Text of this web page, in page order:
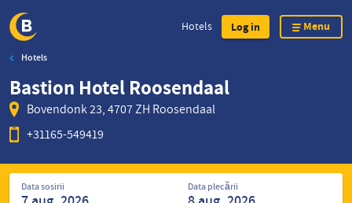
Skip
main
content
Hotels Log in Menu
Hotels
Bastion Hotel Roosendaal
Bovendonk 23, 4707 ZH Roosendaal
+31165-549419
Caută
hoteluri
Data sosirii Data plecării